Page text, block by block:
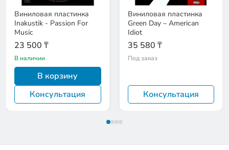
Виниловая пластинка
Inakustik - Passion For
Music
23 500 ₸
В наличии
В корзину
Консультация
Виниловая пластинка
Green Day – American
Idiot
35 580 ₸
Под заказ
Консультация